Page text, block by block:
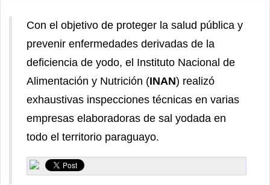
Con el objetivo de proteger la salud pública y
prevenir enfermedades derivadas de la
deficiencia de yodo, el Instituto Nacional de
Alimentación y Nutrición (INAN) realizó
exhaustivas inspecciones técnicas en varias
empresas elaboradoras de sal yodada en
todo el territorio paraguayo.